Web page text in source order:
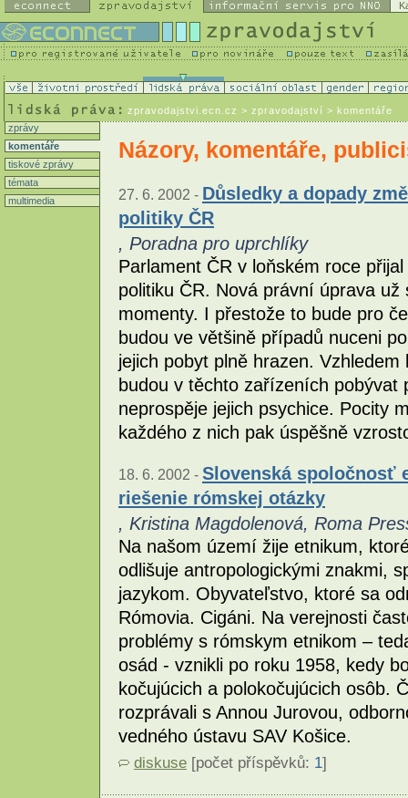
zpravodajstvi.ecn.cz > zpravodajství > komentáře
zprávy
komentáře
tiskové zprávy
témata
multimedia
Názory, komentáře,
27. 6. 2002 - Důsledky a dopady
politiky ČR
, Poradna pro uprchlíky
Parlament ČR v loňském roce
politiku ČR. Nová právní úprava
momenty. I přestože to bude pro
budou ve většině případů nuceni
jejich pobyt plně hrazen.
budou v těchto zařízeních
neprospěje jejich psychice. Pocity
každého z nich pak úspěšně
18. 6. 2002 - Slovenská spoločnosť
riešenie rómskej otázky
, Kristina Magdolenová, Roma
Na našom území žije etnikum,
odlišuje antropologickými znakmi,
jazykom. Obyvateľstvo, ktoré sa
Rómovia. Cigáni. Na verejnosti
problémy s rómskym etnikom –
osád - vznikli po roku 1958, kedy
kočujúcich a polokočujúcich osôb.
rozprávali s Annou Jurovou,
vedného ústavu SAV Košice.
diskuse [počet příspěvků: 1]